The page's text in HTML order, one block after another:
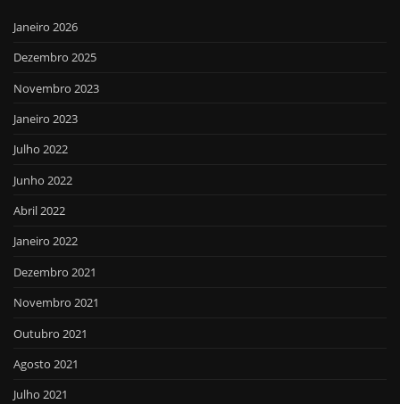
Janeiro 2026
Dezembro 2025
Novembro 2023
Janeiro 2023
Julho 2022
Junho 2022
Abril 2022
Janeiro 2022
Dezembro 2021
Novembro 2021
Outubro 2021
Agosto 2021
Julho 2021